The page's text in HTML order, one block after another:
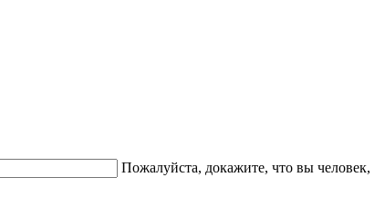
Пожалуйста, докажите, что вы человек,